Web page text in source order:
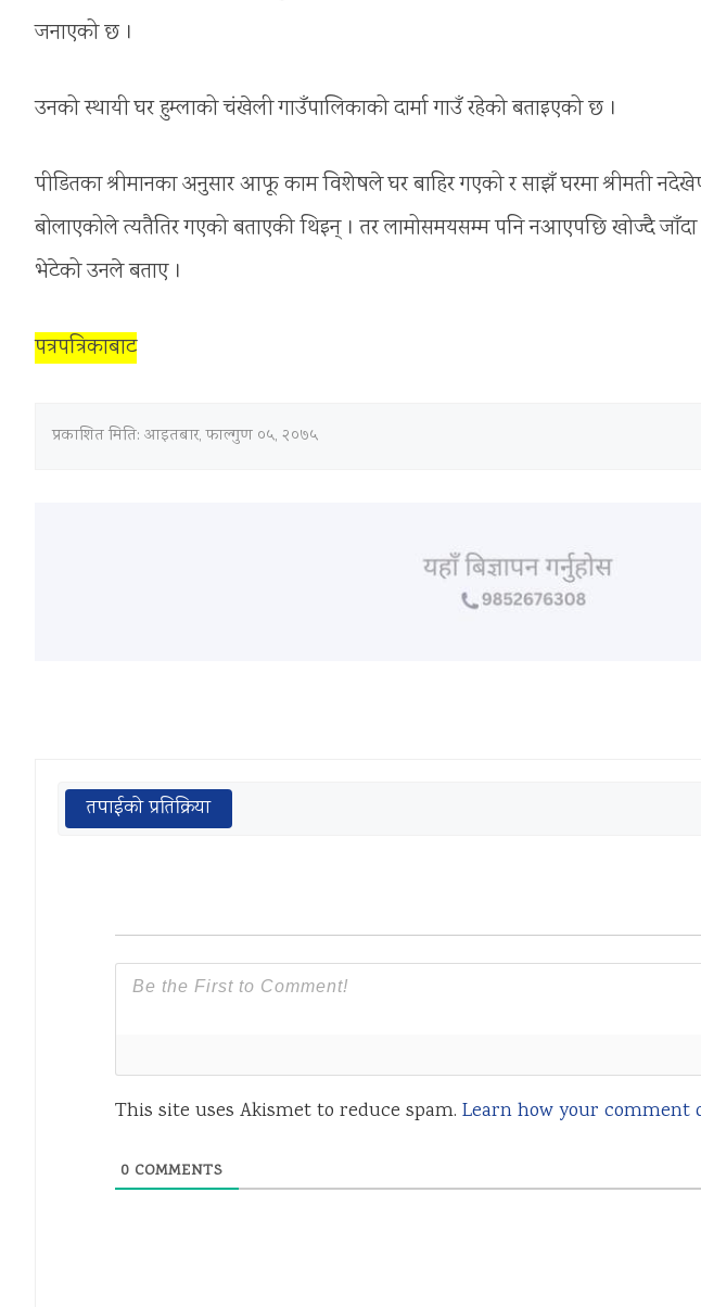
जनाएको छ ।
उनको स्थायी घर हुम्लाको चंखेली गाउँपालिकाको दार्मा गाउँ रहेको बताइएको छ ।
पीडितका श्रीमानका अनुसार आफू काम विशेषले घर बाहिर गएको र साझँ घरमा श्रीमती
बोलाएकोले त्यतैतिर गएको बताएकी थिइन् । तर लामोसमयसम्म पनि नआएपछि खोज्दै
भेटेको उनले बताए ।
पत्रपत्रिकाबाट
प्रकाशित मिति: आइतबार, फाल्गुण ०५, २०७५
तपाईको प्रतिक्रिया
This site uses Akismet to reduce spam. Learn how your comment
0 COMMENTS